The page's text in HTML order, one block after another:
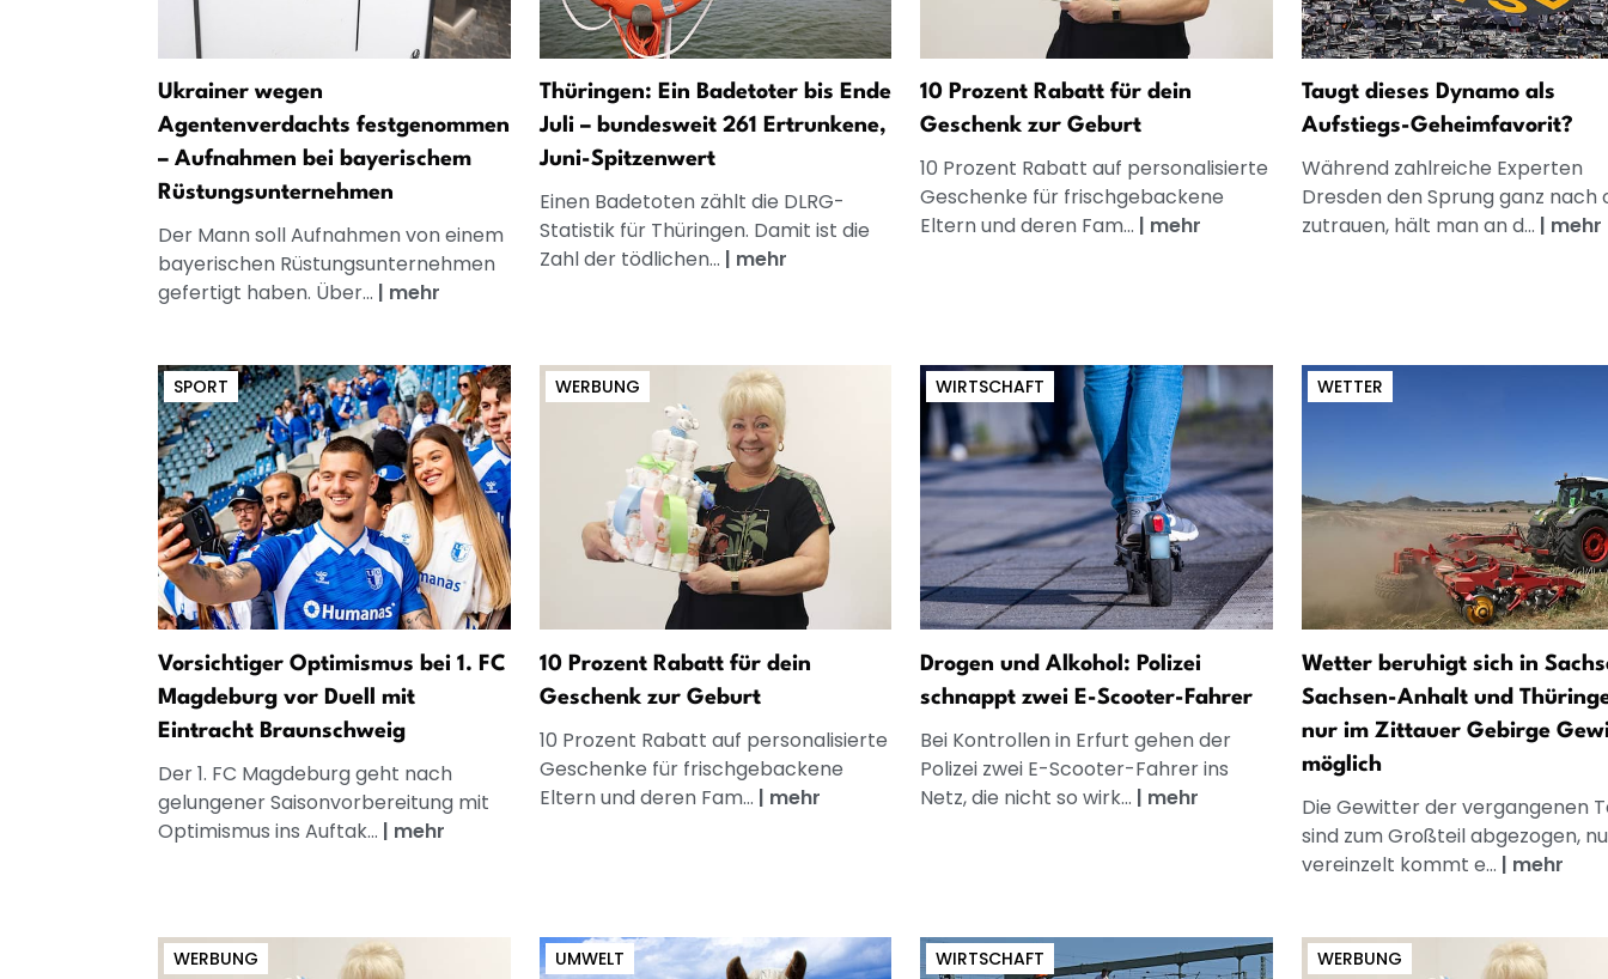
Ukrainer wegen
Agentenverdachts festgenommen
– Aufnahmen bei bayerischem
Rüstungsunternehmen
Der Mann soll Aufnahmen von einem
bayerischen Rüstungsunternehmen
gefertigt haben. Über... | mehr
Thüringen: Ein Badetoter bis Ende
Juli – bundesweit 261 Ertrunkene,
Juni-Spitzenwert
Einen Badetoten zählt die DLRG-
Statistik für Thüringen. Damit ist die
Zahl der tödlichen... | mehr
10 Prozent Rabatt für dein
Geschenk zur Geburt
10 Prozent Rabatt auf personalisierte
Geschenke für frischgebackene
Eltern und deren Fam... | mehr
Taugt dieses Dynamo als
Aufstiegs-Geheimfavorit?
Während zahlreiche Experten
Dresden den Sprung ganz nach
zutrauen, hält man an d... | mehr
SPORT
Vorsichtiger Optimismus bei 1. FC
Magdeburg vor Duell mit
Eintracht Braunschweig
Der 1. FC Magdeburg geht nach
gelungener Saisonvorbereitung mit
Optimismus ins Auftak... | mehr
WERBUNG
10 Prozent Rabatt für dein
Geschenk zur Geburt
10 Prozent Rabatt auf personalisierte
Geschenke für frischgebackene
Eltern und deren Fam... | mehr
WIRTSCHAFT
Drogen und Alkohol: Polizei
schnappt zwei E-Scooter-Fahrer
Bei Kontrollen in Erfurt gehen der
Polizei zwei E-Scooter-Fahrer ins
Netz, die nicht so wirk... | mehr
WETTER
Wetter beruhigt sich in
Sachsen-Anhalt und
nur im Zittauer Gebirge
möglich
Die Gewitter der vergangenen
sind zum Großteil abgezogen,
vereinzelt kommt e... | mehr
WERBUNG UMWELT WIRTSCHAFT WERBUNG